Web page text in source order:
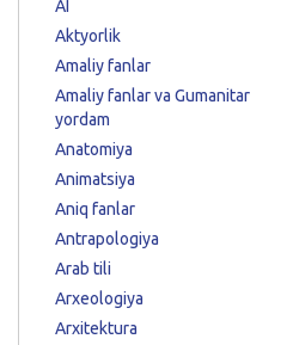
AI
Aktyorlik
Amaliy fanlar
Amaliy fanlar va Gumanitar
yordam
Anatomiya
Animatsiya
Aniq fanlar
Antrapologiya
Arab tili
Arxeologiya
Arxitektura